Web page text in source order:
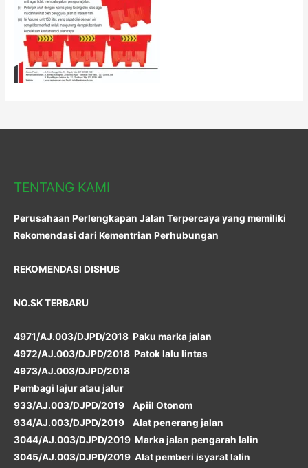
TENTANG KAMI
Perusahaan Perlengkapan Jalan Terpercaya yang memiliki
Rekomendasi dari Kementrian Perhubungan
REKOMENDASI DISHUB
NO.SK TERBARU
4971/AJ.003/DJPD/2018 Paku marka jalan
4972/AJ.003/DJPD/2018 Patok lalu lintas
4973/AJ.003/DJPD/2018
Pembagi lajur atau jalur
933/AJ.003/DJPD/2019 Apiil Otonom
934/AJ.003/DJPD/2019 Alat penerang jalan
3044/AJ.003/DJPD/2019 Marka jalan pengarah lalin
3045/AJ.003/DJPD/2019 Alat pemberi isyarat lalin